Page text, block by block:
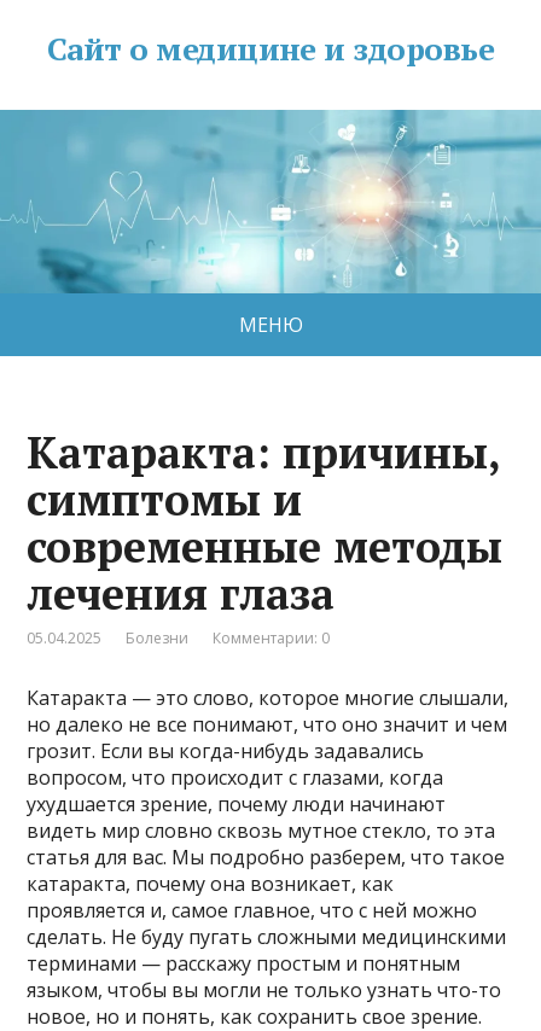
Сайт о медицине и здоровье
МЕНЮ
Катаракта: причины,
симптомы и
современные методы
лечения глаза
05.04.2025 Болезни Комментарии: 0
Катаракта — это слово, которое многие слышали,
но далеко не все понимают, что оно значит и чем
грозит. Если вы когда-нибудь задавались
вопросом, что происходит с глазами, когда
ухудшается зрение, почему люди начинают
видеть мир словно сквозь мутное стекло, то эта
статья для вас. Мы подробно разберем, что такое
катаракта, почему она возникает, как
проявляется и, самое главное, что с ней можно
сделать. Не буду пугать сложными медицинскими
терминами — расскажу простым и понятным
языком, чтобы вы могли не только узнать что-то
новое, но и понять, как сохранить свое зрение.